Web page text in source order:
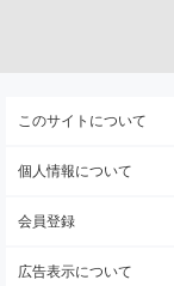
このサイトについて
個人情報について
会員登録
広告表示について